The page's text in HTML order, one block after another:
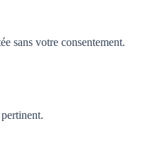
sans votre consentement.